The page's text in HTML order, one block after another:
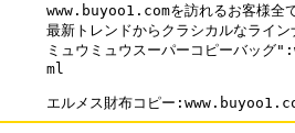
www.buyoo1.comを訪れるお客様全
最新トレンドからクラシカルなライン
ミュウミュウスーパーコピーバ
ml